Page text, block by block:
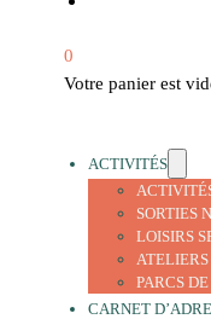
0
Votre panier est
ACTIVITÉS
SORTIES
LOISIRS
ATELIERS
PARCS
CARNET